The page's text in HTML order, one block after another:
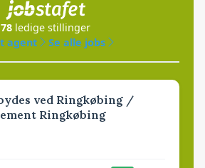
78 ledige stillinger
agent
Se alle jobs
ved Ringkøbing /
Ringkøbing